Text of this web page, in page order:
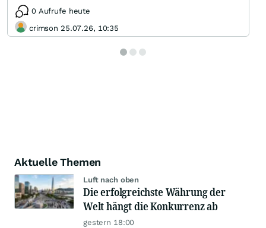
0 Aufrufe heute
crimson 25.07.26, 10:35
Aktuelle Themen
Luft nach oben
Die erfolgreichste Währung der
Welt hängt die Konkurrenz ab
gestern 18:00